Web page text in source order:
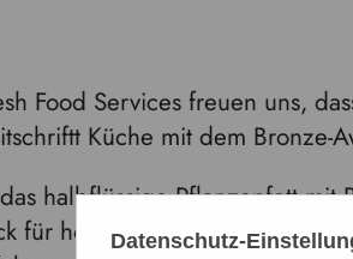
Food Services freuen uns,
Küche mit dem Bronze-
halbflüssige Pflanzenfett mit
für höchste Ansprüche beim
Datenschutz-